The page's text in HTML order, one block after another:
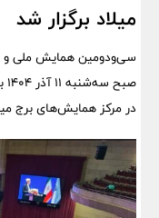
میلاد برگزار شد
سی‌ودومین همایش ملی و
در مرکز همایش‌های برج